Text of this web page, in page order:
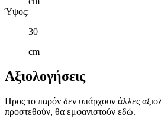
κυκλοφορία μας. Εμείς και οι 1022
προσωπικά σας δεδομένα, π.χ. τη
χρησιμοποιώντας τεχνολογία όπως
την προβολή εξατομικευμένων
εικόνα του κοινού μας και την
τοποθεσίας μας στους συνεργάτες
διαφημίσεων και ανάλυσης.
Ύψος:
30
cm
Αξιολογήσεις
Προς το παρόν δεν υπάρχουν άλλες
προστεθούν, θα εμφανιστούν εδώ.